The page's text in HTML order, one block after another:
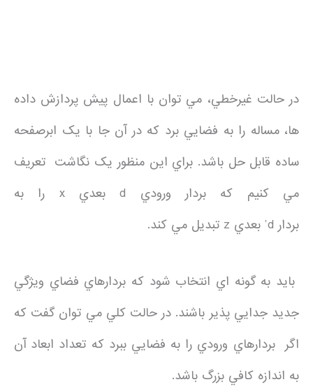
در حالت غيرخطي، مي توان با اعمال پيش پردازش داده
ها، مساله را به فضايي برد که در آن جا با يک ابرصفحه
ساده قابل حل باشد. براي اين منظور يک نگاشت تعريف
مي کنيم که بردار ورودي d بعدي x را به
بردار d’ بعدي z تبديل مي کند.
بايد به گونه اي انتخاب شود که بردارهاي فضاي ويژگي
جديد جدايي پذير باشند. در حالت کلي مي توان گفت که
اگر بردارهاي ورودي را به فضايي ببرد که تعداد ابعاد آن
به اندازه کافي بزرگ باشد.